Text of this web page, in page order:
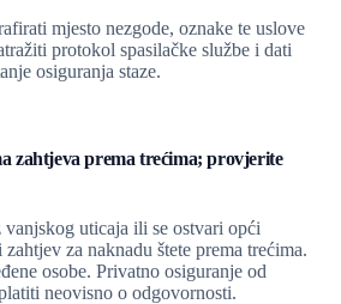
mjesto nezgode, oznake te uslove
protokol spasilačke službe i dati
osiguranja staze.
zahtjeva prema trećima; provjerite
vanjskog uticaja ili se ostvari opći
za naknadu štete prema trećima.
osobe. Privatno osiguranje od
neovisno o odgovornosti.